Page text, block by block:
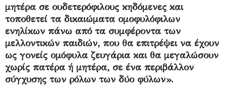
μητέρα σε ουδετερόφιλους κηδόμενες και
τοποθετεί τα δικαιώματα ομοφυλόφιλων
ενηλίκων πάνω από τα συμφέροντα των
μελλοντικών παιδιών, που θα επιτρέψει να έχουν
ως γονείς ομόφυλα ζευγάρια και θα μεγαλώσουν
χωρίς πατέρα ή μητέρα, σε ένα περιβάλλον
σύγχυσης των ρόλων των δύο φύλων».